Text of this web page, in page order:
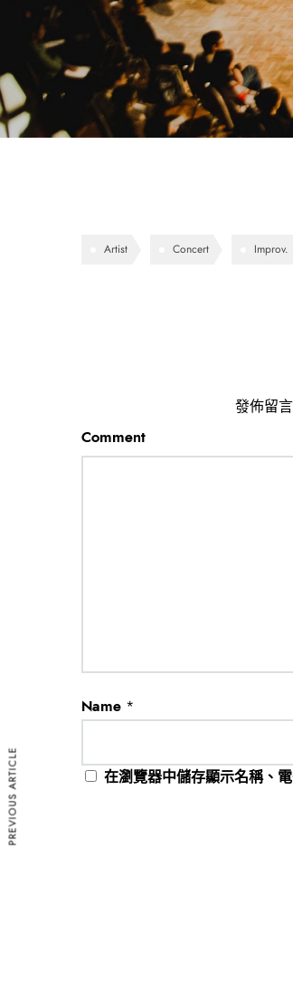
Artist Concert Improv.
發佈留
Comment
Name *
在瀏覽器中儲存顯示名稱、
PREVIOUS ARTICLE